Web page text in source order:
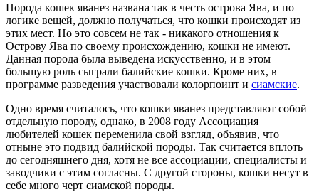
Порода кошек яванез названа так в честь острова Ява, и по
логике вещей, должно получаться, что кошки происходят из
этих мест. Но это совсем не так - никакого отношения к
Острову Ява по своему происхождению, кошки не имеют.
Данная порода была выведена искусственно, и в этом
большую роль сыграли балийские кошки. Кроме них, в
программе разведения участвовали колорпоинт и сиамские.
Одно время считалось, что кошки яванез представляют собой
отдельную породу, однако, в 2008 году Ассоциация
любителей кошек переменила свой взгляд, объявив, что
отныне это подвид балийской породы. Так считается вплоть
до сегодняшнего дня, хотя не все ассоциации, специалисты и
заводчики с этим согласны. С другой стороны, кошки несут в
себе много черт сиамской породы.